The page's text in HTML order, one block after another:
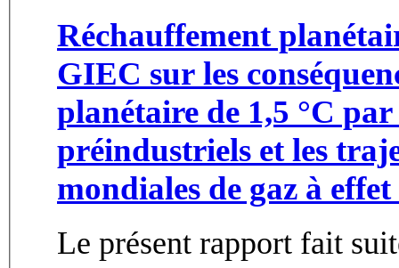
Réchauffement
GIEC sur les
planétaire de 1,5 °C
préindustriels et les
mondiales de gaz à effet
Le présent rapport fait